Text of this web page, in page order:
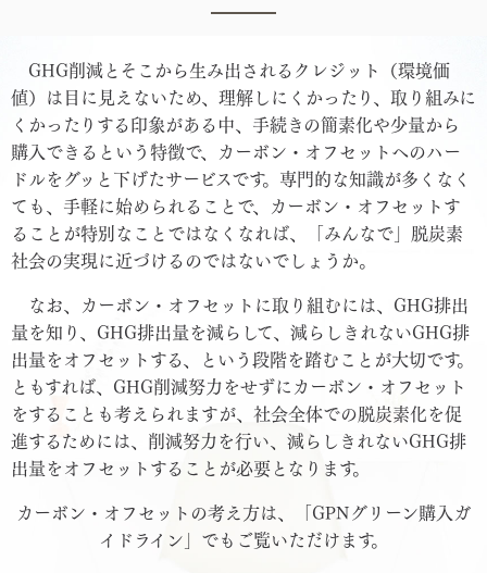
GHG削減とそこから生み出されるクレジット（環境価
値）は目に見えないため、理解しにくかったり、取り組みに
くかったりする印象がある中、手続きの簡素化や少量から
購入できるという特徴で、カーボン・オフセットへのハー
ドルをグッと下げたサービスです。専門的な知識が多くなく
ても、手軽に始められることで、カーボン・オフセットす
ることが特別なことではなくなれば、「みんなで」脱炭素
社会の実現に近づけるのではないでしょうか。
なお、カーボン・オフセットに取り組むには、GHG排出
量を知り、GHG排出量を減らして、減らしきれないGHG排
出量をオフセットする、という段階を踏むことが大切です。
ともすれば、GHG削減努力をせずにカーボン・オフセット
をすることも考えられますが、社会全体での脱炭素化を促
進するためには、削減努力を行い、減らしきれないGHG排
出量をオフセットすることが必要となります。
カーボン・オフセットの考え方は、「GPNグリーン購入ガ
イドライン」でもご覧いただけます。